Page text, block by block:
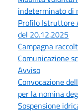
indeterminato di
Profilo Istruttore
del 20.12.2025
Campagna
Comunicazione
Avviso
Convocazione
per la nomina
Sospensione